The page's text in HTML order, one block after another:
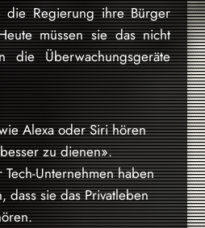
die Regierung ihre Bürger
müssen sie das nicht
Überwachungsgeräte
Alexa oder Siri hören
zu dienen».
Unternehmen haben
dass sie das Privatleben